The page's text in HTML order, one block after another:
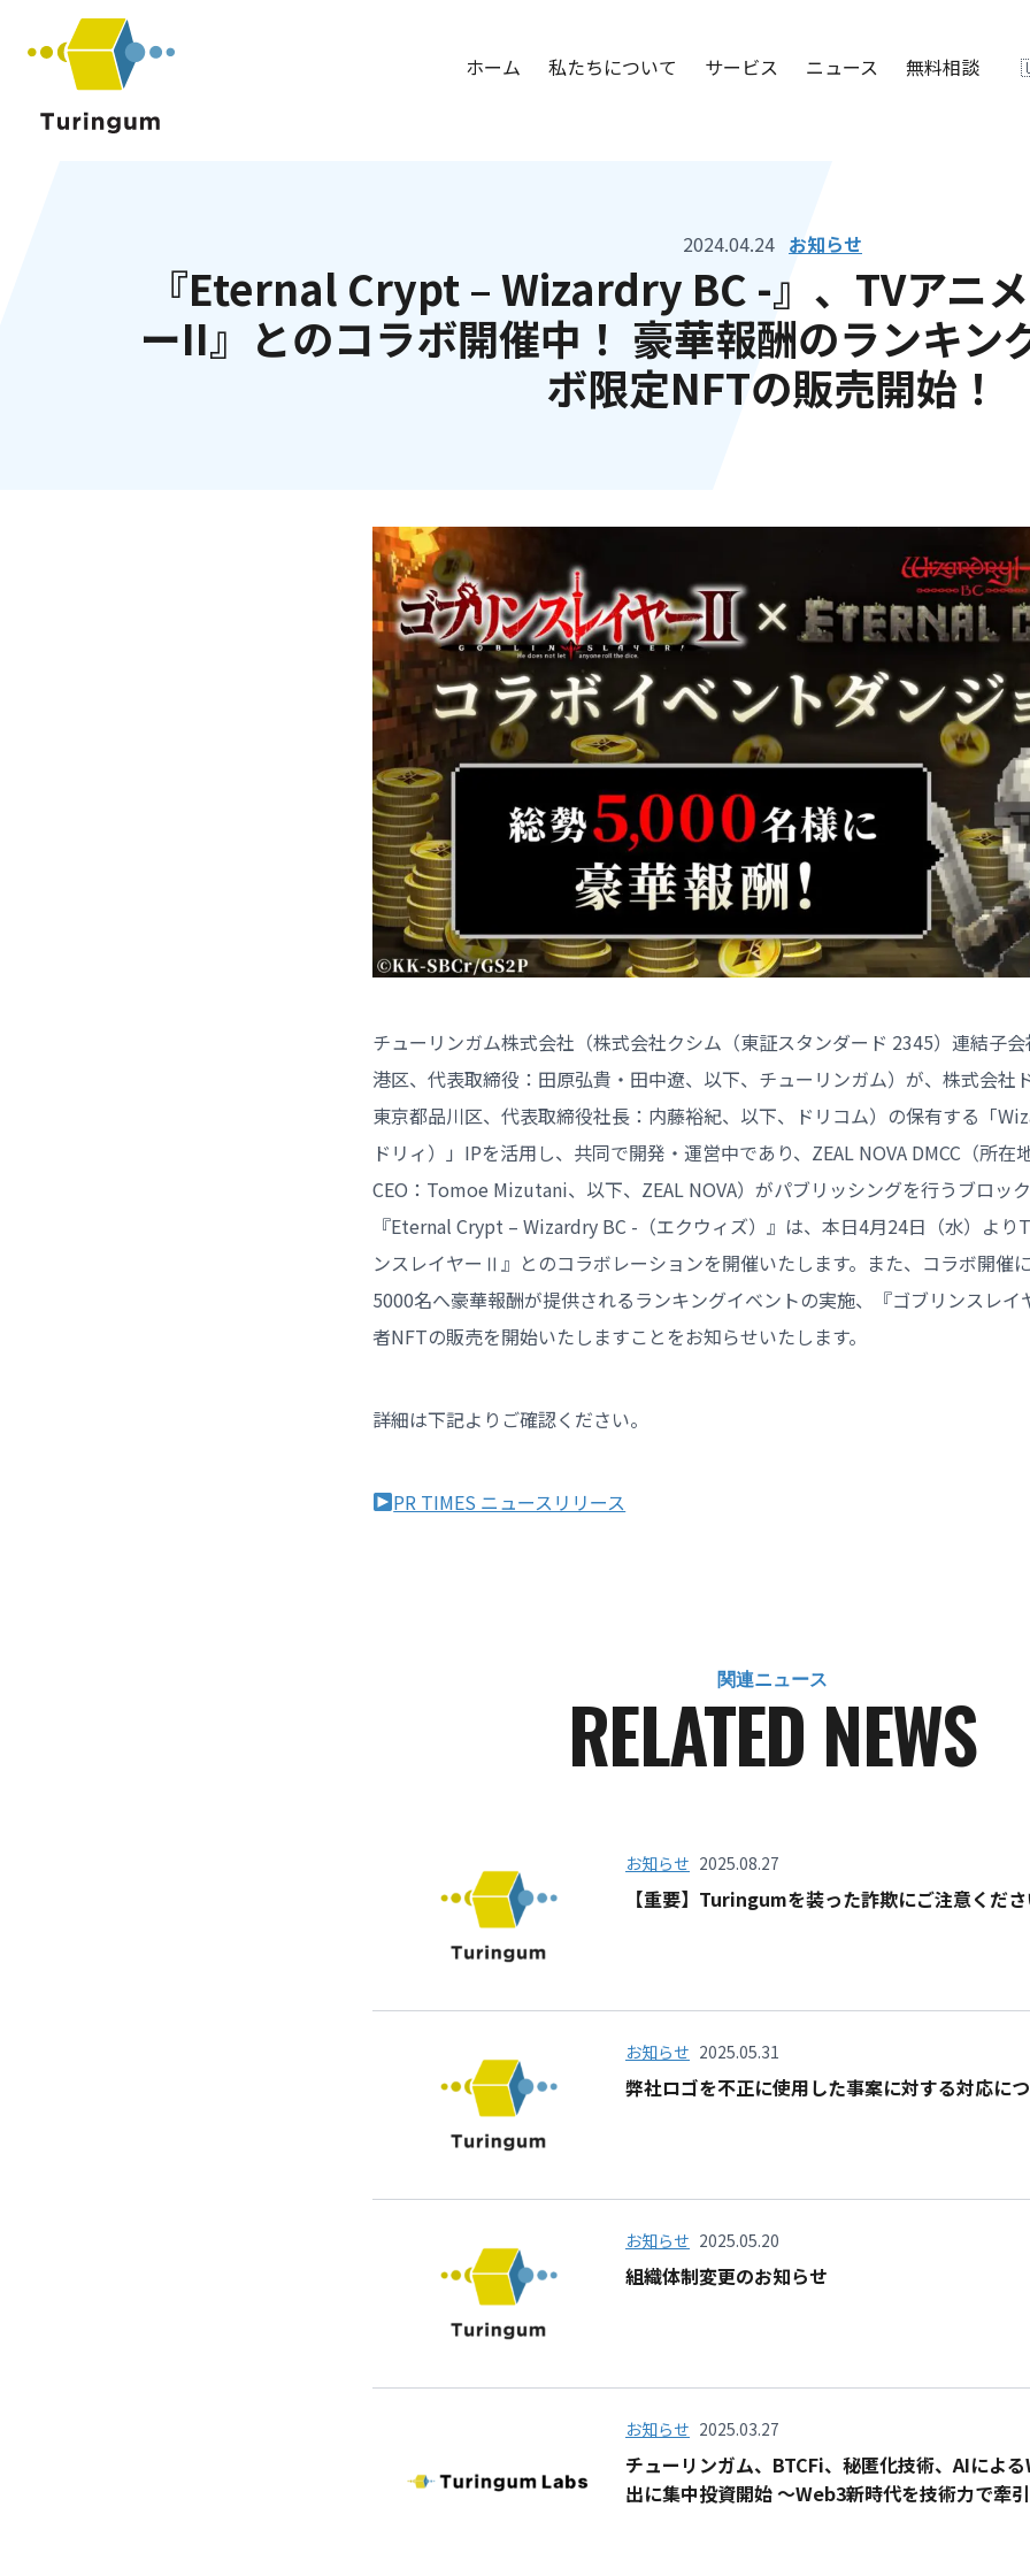
ホーム
私たちについて サービス ニュース 無料相談
2024.04.24 お知らせ
『Eternal Crypt – Wizardry BC -』、TVアニ
ーII』とのコラボ開催中！ 豪華報酬のランキン
ボ限定NFTの販売開始！
チューリンガム株式会社（株式会社クシム（東証スタンダード 2345）連結子
港区、代表取締役：田原弘貴・田中遼、以下、チューリンガム）が、株式会社
東京都品川区、代表取締役社長：内藤裕紀、以下、ドリコム）の保有する「
ドリィ）」IPを活用し、共同で開発・運営中であり、ZEAL NOVA DMCC（所在
CEO：Tomoe Mizutani、以下、ZEAL NOVA）がパブリッシングを行うブロッ
『Eternal Crypt – Wizardry BC -（エクウィズ）』は、本日4月24日（水）より
ンスレイヤーⅡ』とのコラボレーションを開催いたします。また、コラボ開催
5000名へ豪華報酬が提供されるランキングイベントの実施、『ゴブリンスレイ
者NFTの販売を開始いたしますことをお知らせいたします。
詳細は下記よりご確認ください。
PR TIMES ニュースリリース
関連ニュース
RELATED NEWS
お知らせ 2025.08.27
【重要】Turingumを装った詐欺にご注意くだ
お知らせ 2025.05.31
弊社ロゴを不正に使用した事案に対する対応に
お知らせ 2025.05.20
組織体制変更のお知らせ
お知らせ 2025.03.27
チューリンガム、BTCFi、秘匿化技術、AIによ
出に集中投資開始 〜Web3新時代を技術力で牽